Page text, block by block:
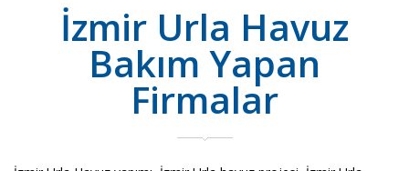
İzmir Urla Havuz
Bakım Yapan
Firmalar